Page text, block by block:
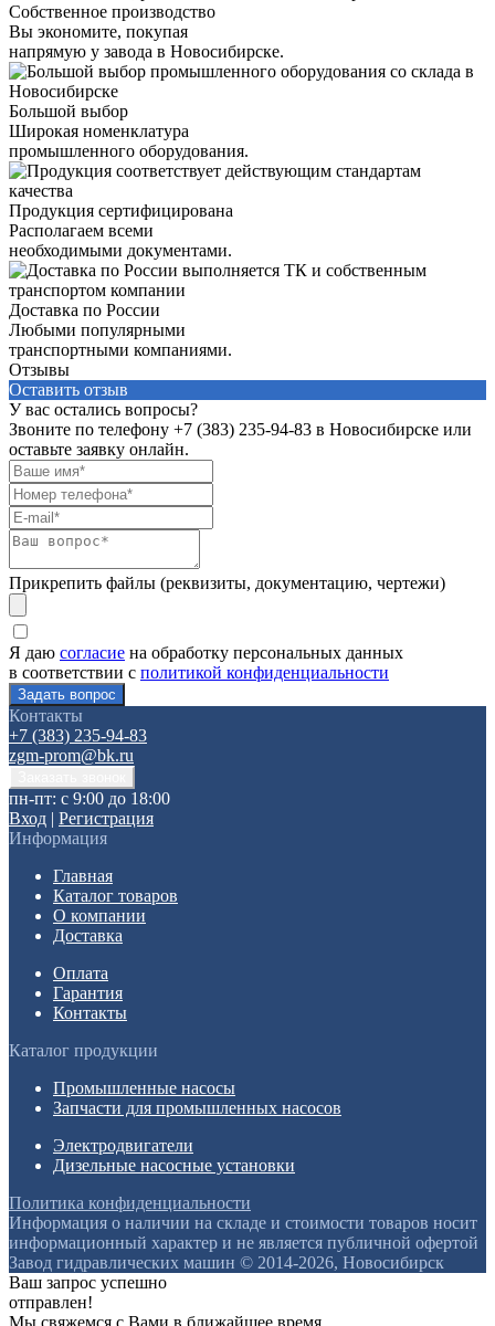
Собственное производство
Вы экономите, покупая
напрямую у завода в Новосибирске.
Большой выбор
Широкая номенклатура
промышленного оборудования.
Продукция сертифицирована
Располагаем всеми
необходимыми документами.
Доставка по России
Любыми популярными
транспортными компаниями.
Отзывы
Оставить отзыв
У вас остались вопросы?
Звоните по телефону +7 (383) 235-94-83 в Новосибирске или
оставьте заявку онлайн.
Прикрепить файлы (реквизиты, документацию, чертежи)
Я даю согласие на обработку персональных данных
в соответствии с политикой конфиденциальности
Контакты
+7 (383) 235-94-83
zgm-prom@bk.ru
пн-пт: с 9:00 до 18:00
Вход | Регистрация
Информация
Главная
Каталог товаров
О компании
Доставка
Оплата
Гарантия
Контакты
Каталог продукции
Промышленные насосы
Запчасти для промышленных насосов
Электродвигатели
Дизельные насосные установки
Политика конфиденциальности
Информация о наличии на складе и стоимости товаров носит
информационный характер и не является публичной офертой
Завод гидравлических машин © 2014-2026, Новосибирск
Ваш запрос успешно
отправлен!
Мы свяжемся с Вами в ближайшее время.